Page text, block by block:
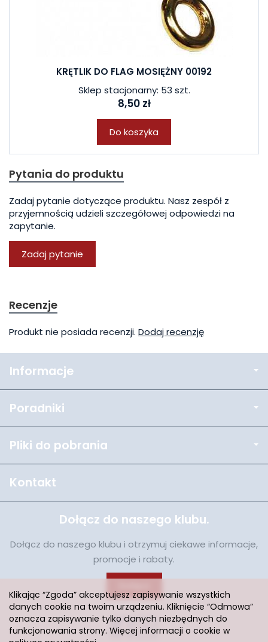
KRĘTLIK DO FLAG MOSIĘŻNY 00192
Sklep stacjonarny: 53 szt.
8,50 zł
Do koszyka
Pytania do produktu
Zadaj pytanie dotyczące produktu. Nasz zespół z
przyjemnością udzieli szczegółowej odpowiedzi na
zapytanie.
Zadaj pytanie
Recenzje
Produkt nie posiada recenzji. Dodaj recenzję
Informacje
Poradniki
Pliki do pobrania
Kontakt
Dołącz do naszego klubu.
Dołącz do naszego klubu i otrzymuj ciekawe informacje,
promocje i rabaty.
Klikając “Zgoda” akceptujesz zapisywanie wszystkich
danych cookie na twoim urządzeniu. Kliknięcie “Odmowa”
oznacza zapisywanie tylko danych niezbędnych do
funkcjonowania strony. Więcej informacji o cookie w